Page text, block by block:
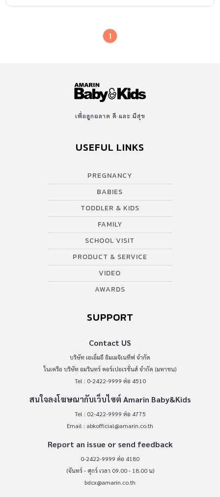
1
เพื่อลูกฉลาด ดี และ มีสุข
USEFUL LINKS
PREGNANCY
BABIES
TODDLER & KIDS
FAMILY
SCHOOL VISIT
PRODUCT & SERVICE
VIDEO
AWARDS
SUPPORT
Contact US
บริษัท เอเอ็มอี อิมเมจิเนทีฟ จำกัด
ในเครือ บริษัท อมรินทร์ คอร์เปอเรชั่นส์ จำกัด (มหาชน)
Tel : 0-2422-9999 ต่อ 4510
สนใจลงโฆษณากับเว็บไซต์ Amarin Baby&Kids
Tel : 02-422-9999 ต่อ 4775
Email : abkofficial@amarin.co.th
Report an issue or send feedback
0-2422-9999 ต่อ 4180
(จันทร์ - ศุกร์ เวลา 09.00 - 18.00 น)
bdcx@amarin.co.th